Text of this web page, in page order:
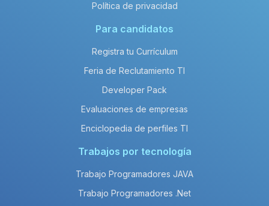
Política de privacidad
Para candidatos
Registra tu Currículum
Feria de Reclutamiento TI
Developer Pack
Evaluaciones de empresas
Enciclopedia de perfiles TI
Trabajos por tecnología
Trabajo Programadores JAVA
Trabajo Programadores .Net